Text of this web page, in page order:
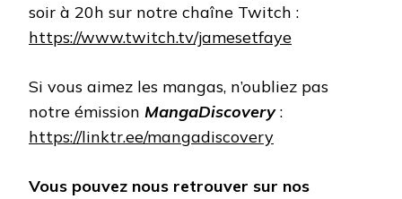
soir à 20h sur notre chaîne Twitch :
https://www.twitch.tv/jamesetfaye
Si vous aimez les mangas, n’oubliez pas
notre émission MangaDiscovery:
https://linktr.ee/mangadiscovery
Vous pouvez nous retrouver sur nos